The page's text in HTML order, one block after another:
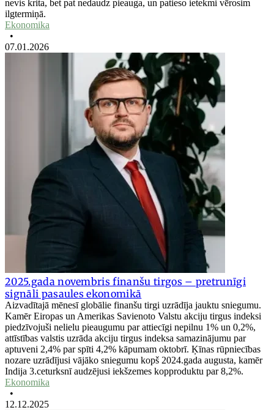
nevis krita, bet pat nedaudz pieauga, un patieso ietekmi vērosim
ilgtermiņā.
Ekonomika
•
07.01.2026
2025.gada novembris finanšu tirgos – pretrunīgi
signāli pasaules ekonomikā
Aizvadītajā mēnesī globālie finanšu tirgi uzrādīja jauktu sniegumu.
Kamēr Eiropas un Amerikas Savienoto Valstu akciju tirgus indeksi
piedzīvojuši nelielu pieaugumu par attiecīgi nepilnu 1% un 0,2%,
attīstības valstis uzrāda akciju tirgus indeksa samazinājumu par
aptuveni 2,4% par spīti 4,2% kāpumam oktobrī. Ķīnas rūpniecības
nozare uzrādījusi vājāko sniegumu kopš 2024.gada augusta, kamēr
Indija 3.ceturksnī audzējusi iekšzemes kopproduktu par 8,2%.
Ekonomika
•
12.12.2025